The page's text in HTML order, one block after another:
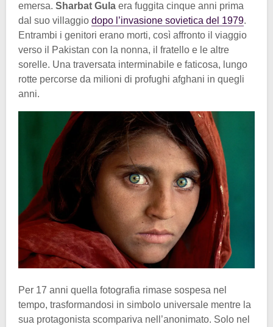
emersa. Sharbat Gula era fuggita cinque anni prima
dal suo villaggio dopo l’invasione sovietica del 1979.
Entrambi i genitori erano morti, così affronto il viaggio
verso il Pakistan con la nonna, il fratello e le altre
sorelle. Una traversata interminabile e faticosa, lungo
rotte percorse da milioni di profughi afghani in quegli
anni.
Per 17 anni quella fotografia rimase sospesa nel
tempo, trasformandosi in simbolo universale mentre la
sua protagonista scompariva nell’anonimato. Solo nel